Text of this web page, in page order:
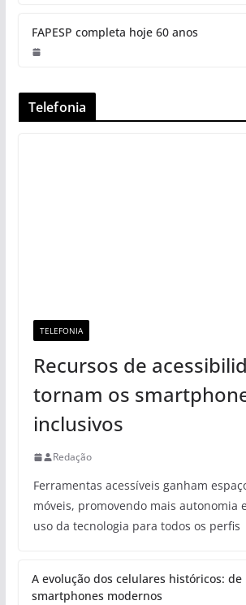
FAPESP completa hoje 60 anos
Telefonia
TELEFONIA
Recursos de
tornam os
inclusivos
Redação
Ferramentas acessíveis ganham
móveis, promovendo mais autonomia
uso da tecnologia para todos os perfis
A evolução dos celulares históricos: de
smartphones modernos